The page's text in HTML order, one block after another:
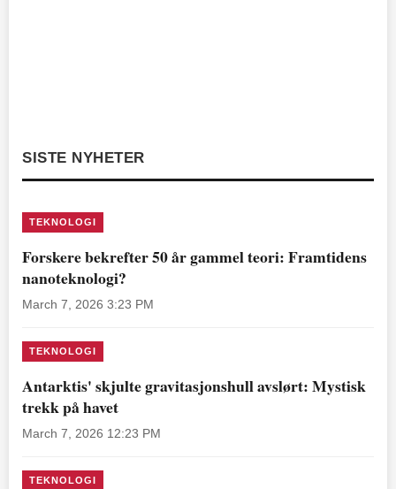
SISTE NYHETER
TEKNOLOGI
Forskere bekrefter 50 år gammel teori: Framtidens
nanoteknologi?
March 7, 2026 3:23 PM
TEKNOLOGI
Antarktis' skjulte gravitasjonshull avslørt: Mystisk
trekk på havet
March 7, 2026 12:23 PM
TEKNOLOGI